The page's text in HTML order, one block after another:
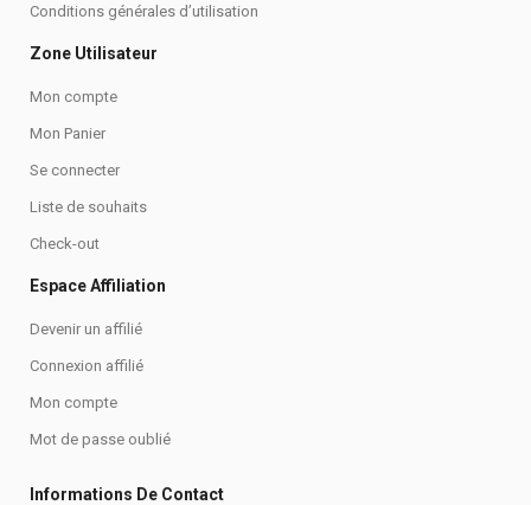
Conditions générales d’utilisation
Zone Utilisateur
Mon compte
Mon Panier
Se connecter
Liste de souhaits
Check-out
Espace Affiliation
Devenir un affilié
Connexion affilié
Mon compte
Mot de passe oublié
Informations De Contact